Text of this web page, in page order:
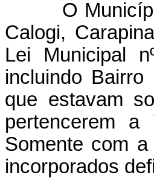
O
Calogi,
Lei Municipal
incluindo
que estavam
pertencerem a
Somente com
incorporados